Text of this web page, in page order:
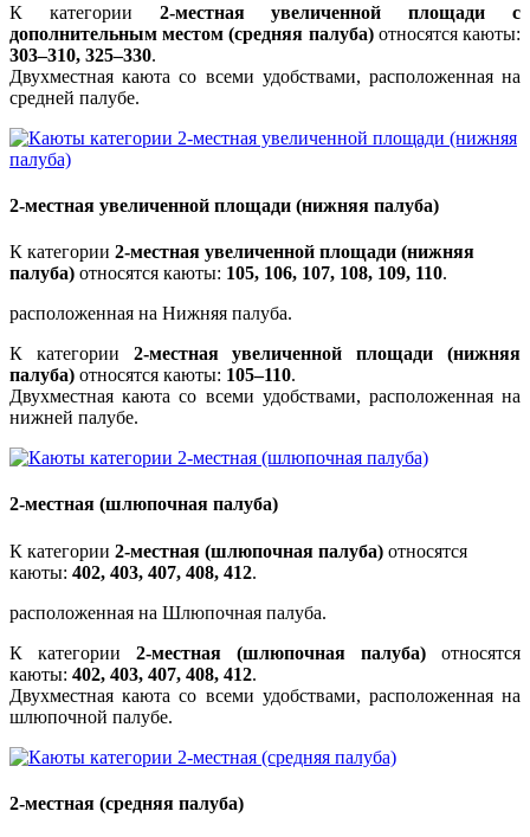
К категории 2-местная увеличенной площади с
дополнительным местом (средняя палуба)относятся каюты:
303–310, 325–330.
Двухместная каюта со всеми удобствами, расположенная на
средней палубе.
2-местная увеличенной площади (нижняя палуба)
К категории 2-местная увеличенной площади (нижняя
палуба) относятся каюты: 105, 106, 107, 108, 109, 110.
расположенная на Нижняя палуба.
К категории 2-местная увеличенной площади (нижняя
палуба) относятся каюты: 105–110.
Двухместная каюта со всеми удобствами, расположенная на
нижней палубе.
2-местная (шлюпочная палуба)
К категории 2-местная (шлюпочная палуба) относятся
каюты: 402, 403, 407, 408, 412.
расположенная на Шлюпочная палуба.
К категории 2-местная (шлюпочная палуба) относятся
каюты: 402, 403, 407, 408, 412.
Двухместная каюта со всеми удобствами, расположенная на
шлюпочной палубе.
2-местная (средняя палуба)